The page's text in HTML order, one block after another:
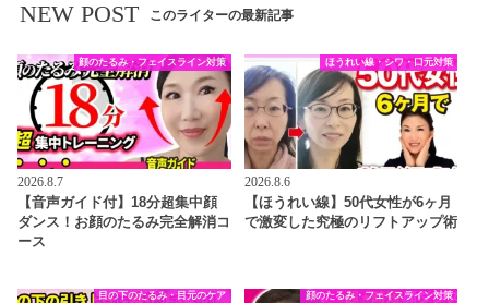
NEW POST このライターの最新記事
顔のたるみ・フェイスライン対策
2026.8.7
【音声ガイド付】18分超集中顔
ダンス！お顔のたるみ完全解消コ
ース
ほうれい線・シワ・口元対策
2026.8.6
【ほうれい線】50代女性が6ヶ月
で激変した究極のリフトアップ術
目の下のたるみ・目元のケア 顔のたるみ・フェイスライン対策